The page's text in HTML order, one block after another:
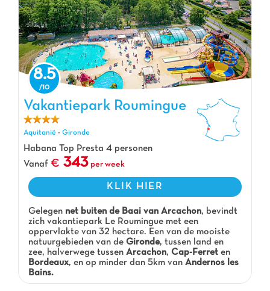
Vakantiepark Roumingue, Vakantiepark Aquitanië
8.5
Vakantiepark Roumingue
Aquitanië - Gironde
Habana Top Presta 4 personen
Vanaf
343 per week
KLIK HIER
Gelegen net buiten de Baai van Arcachon, bevindt
zich vakantiepark Le Roumingue met een
oppervlakte van 32 hectare. Een van de mooiste
natuurgebieden van de Gironde, tussen land en
zee, halverwege tussen Arcachon, Cap-Ferret en
Bordeaux, en op minder dan 5km van Andernos les
Bains.